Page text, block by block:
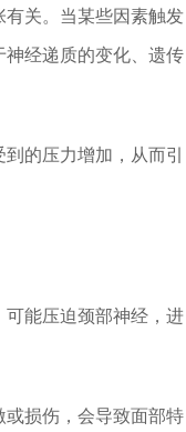
有关。当某些因素触发
经递质的变化、遗传
的压力增加，从而引
能压迫颈部神经，进
损伤，会导致面部特